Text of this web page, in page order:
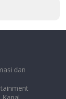
dan